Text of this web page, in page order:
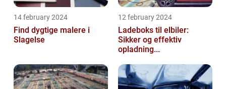
14 february 2024
Find dygtige malere i
Slagelse
12 february 2024
Ladeboks til elbiler:
Sikker og effektiv
opladning...